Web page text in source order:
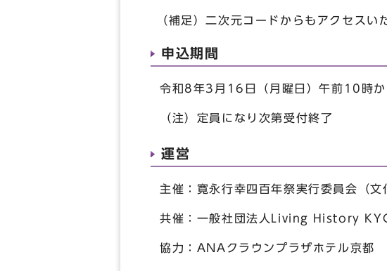
（補足）二次元コードからもアクセスい
申込期間
令和8年3月16日（月曜日）午前10時
（注）定員になり次第受付終了
運営
主催：寛永行幸四百年祭実行委員会（文
共催：一般社団法人Living History
協力：ANAクラウンプラザホテル京都